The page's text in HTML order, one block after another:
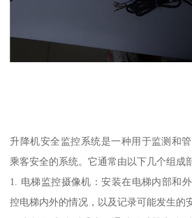
升降机安全监控系统是一种用于监测和
乘客安全的系统。它通常由以下几个组成
1. 电梯监控摄像机：安装在电梯内部和
控电梯内外的情况，以及记录可能发生的